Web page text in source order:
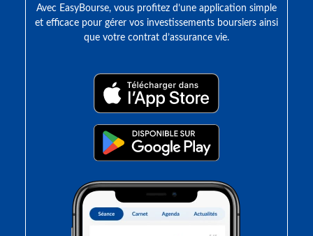
Avec EasyBourse, vous profitez d’une application simple
et efficace pour gérer vos investissements boursiers ainsi
que votre contrat d’assurance vie.